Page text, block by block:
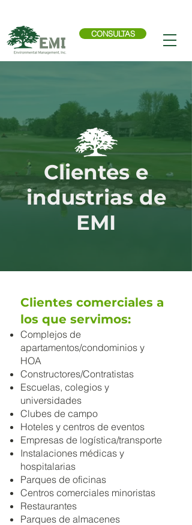
CONSULTAS
Clientes e
industrias de
EMI
Clientes comerciales a
los que servimos:
Complejos de
apartamentos/condominios y
HOA
Constructores/Contratistas
Escuelas, colegios y
universidades
Clubes de campo
Hoteles y centros de eventos
Empresas de logística/transporte
Instalaciones médicas y
hospitalarias
Parques de oficinas
Centros comerciales minoristas
Restaurantes
Parques de almacenes